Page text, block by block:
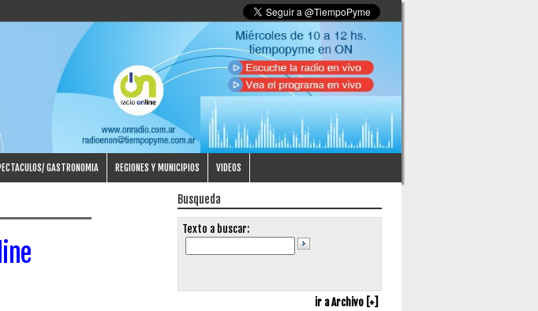
GASTRONOMIA REGIONES Y MUNICIPIOS VIDEOS
Busqueda
Texto a buscar:
ir a Archivo [+]